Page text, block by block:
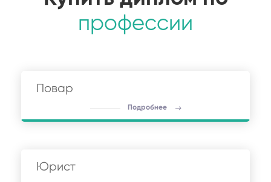
профессии
Повар
Подробнее
Юрист